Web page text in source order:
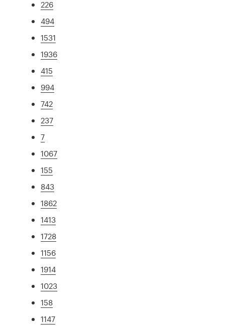
226
494
1531
1936
415
994
742
237
7
1067
155
843
1862
1413
1728
1156
1914
1023
158
1147